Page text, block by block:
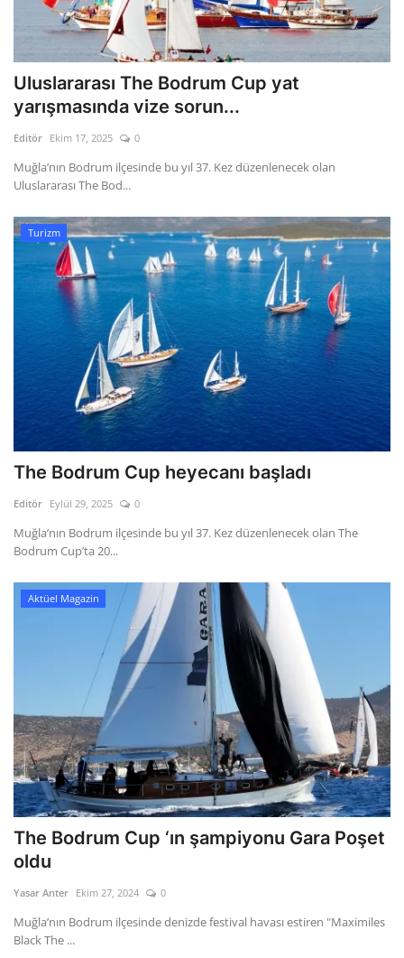
Uluslararası The Bodrum Cup yat
yarışmasında vize sorun...
Editör Ekim 17, 2025 0
Muğla’nın Bodrum ilçesinde bu yıl 37. Kez düzenlenecek olan
Uluslararası The Bod...
Turizm
The Bodrum Cup heyecanı başladı
Editör Eylül 29, 2025 0
Muğla’nın Bodrum ilçesinde bu yıl 37. Kez düzenlenecek olan The
Bodrum Cup’ta 20...
Aktüel Magazin
The Bodrum Cup ‘ın şampiyonu Gara Poşet
oldu
Yasar Anter Ekim 27, 2024 0
Muğla’nın Bodrum ilçesinde denizde festival havası estiren "Maximiles
Black The ...